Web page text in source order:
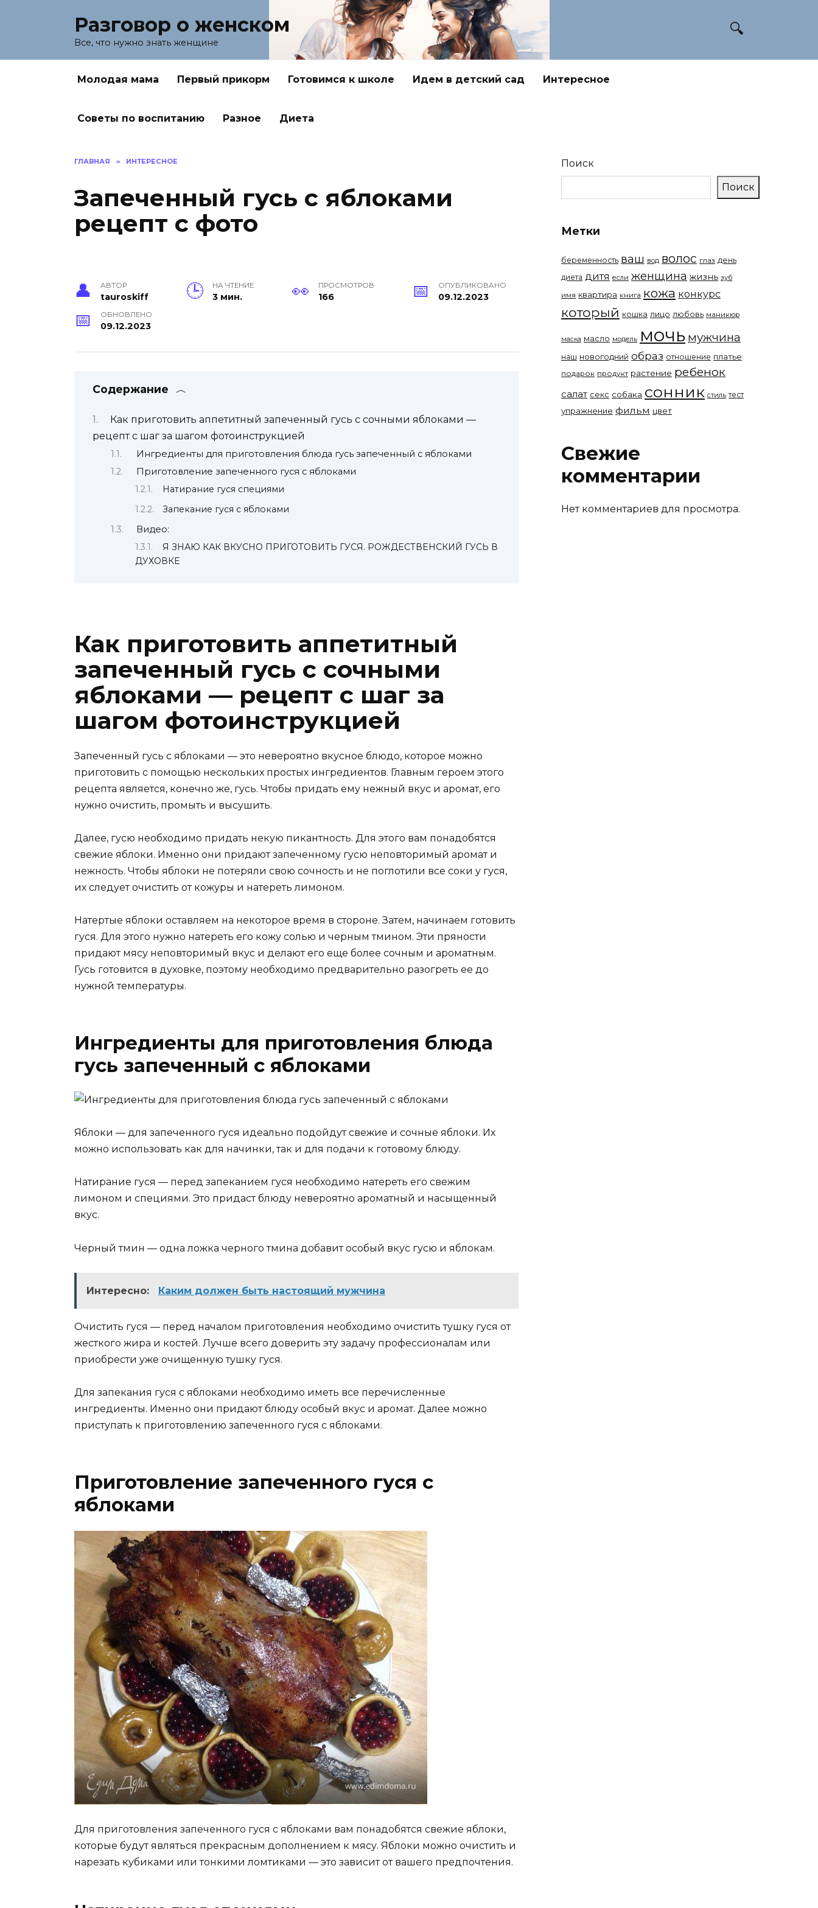
Разговор о женском
Все, что нужно знать женщине
Молодая мама Первый прикорм Готовимся к школе Идем в детский сад Интересное
Советы по воспитанию Разное Диета
ГЛАВНАЯ » ИНТЕРЕСНОЕ
Запеченный гусь с яблоками
рецепт с фото
АВТОР
tauroskiff
НА ЧТЕНИЕ
3 мин.
ПРОСМОТРОВ
166
ОПУБЛИКОВАНО
09.12.2023
ОБНОВЛЕНО
09.12.2023
Содержание
Как приготовить аппетитный запеченный гусь с сочными яблоками —
рецепт с шаг за шагом фотоинструкцией
Ингредиенты для приготовления блюда гусь запеченный с яблоками
Приготовление запеченного гуся с яблоками
Натирание гуся специями
Запекание гуся с яблоками
Видео:
Я ЗНАЮ КАК ВКУСНО ПРИГОТОВИТЬ ГУСЯ. РОЖДЕСТВЕНСКИЙ ГУСЬ В
ДУХОВКЕ
Как приготовить аппетитный
запеченный гусь с сочными
яблоками — рецепт с шаг за
шагом фотоинструкцией
Запеченный гусь с яблоками — это невероятно вкусное блюдо, которое можно
приготовить с помощью нескольких простых ингредиентов. Главным героем этого
рецепта является, конечно же, гусь. Чтобы придать ему нежный вкус и аромат, его
нужно очистить, промыть и высушить.
Далее, гусю необходимо придать некую пикантность. Для этого вам понадобятся
свежие яблоки. Именно они придают запеченному гусю неповторимый аромат и
нежность. Чтобы яблоки не потеряли свою сочность и не поглотили все соки у гуся,
их следует очистить от кожуры и натереть лимоном.
Натертые яблоки оставляем на некоторое время в стороне. Затем, начинаем готовить
гуся. Для этого нужно натереть его кожу солью и черным тмином. Эти пряности
придают мясу неповторимый вкус и делают его еще более сочным и ароматным.
Гусь готовится в духовке, поэтому необходимо предварительно разогреть ее до
нужной температуры.
Ингредиенты для приготовления блюда
гусь запеченный с яблоками
Яблоки — для запеченного гуся идеально подойдут свежие и сочные яблоки. Их
можно использовать как для начинки, так и для подачи к готовому блюду.
Натирание гуся — перед запеканием гуся необходимо натереть его свежим
лимоном и специями. Это придаст блюду невероятно ароматный и насыщенный
вкус.
Черный тмин — одна ложка черного тмина добавит особый вкус гусю и яблокам.
Интересно: Каким должен быть настоящий мужчина
Очистить гуся — перед началом приготовления необходимо очистить тушку гуся от
жесткого жира и костей. Лучше всего доверить эту задачу профессионалам или
приобрести уже очищенную тушку гуся.
Для запекания гуся с яблоками необходимо иметь все перечисленные
ингредиенты. Именно они придают блюду особый вкус и аромат. Далее можно
приступать к приготовлению запеченного гуся с яблоками.
Приготовление запеченного гуся с
яблоками
Для приготовления запеченного гуся с яблоками вам понадобятся свежие яблоки,
которые будут являться прекрасным дополнением к мясу. Яблоки можно очистить и
нарезать кубиками или тонкими ломтиками — это зависит от вашего предпочтения.
Поиск
Поиск
Метки
беременность ваш вод волос глаз день
диета дитя если женщина жизнь зуб
имя квартира книга кожа конкурс
который кошка лицо любовь маникюр
маска масло модель мочь мужчина
наш новогодний образ отношение платье
подарок продукт растение ребенок
салат секс собака сонник стиль тест
упражнение фильм цвет
Свежие
комментарии
Нет комментариев для просмотра.